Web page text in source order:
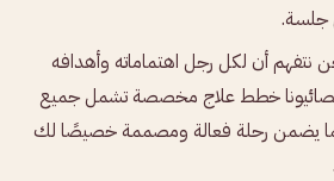
جلسة.
نتفهم أن لكل رجل اهتماماته وأهدافه
أخصائيونا خطط علاج مخصصة تشمل جميع
مما يضمن رحلة فعالة ومصممة خصيصًا لك